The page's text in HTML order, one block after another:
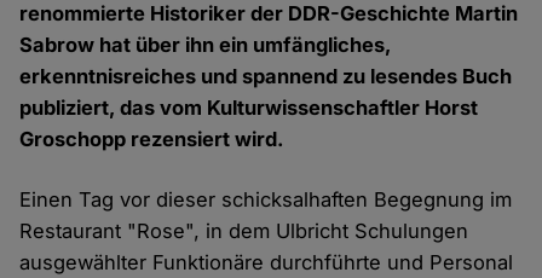
renommierte Historiker der DDR-Geschichte Martin
Sabrow hat über ihn ein umfängliches,
erkenntnisreiches und spannend zu lesendes Buch
publiziert, das vom Kulturwissenschaftler Horst
Groschopp rezensiert wird.
Einen Tag vor dieser schicksalhaften Begegnung im
Restaurant "Rose", in dem Ulbricht Schulungen
ausgewählter Funktionäre durchführte und Personal